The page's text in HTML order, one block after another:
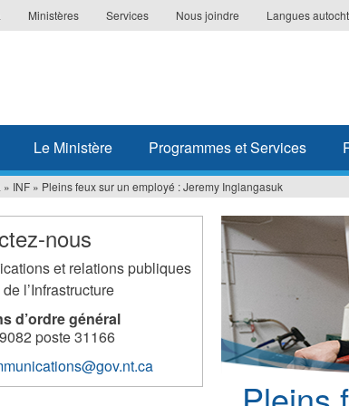
Ministères Services Nous joindre Langues
Le Ministère Programmes et Services
» INF » Pleins feux sur un employé : Jeremy Inglangasuk
nous
et relations publiques
l’Infrastructure
d’ordre général
poste 31166